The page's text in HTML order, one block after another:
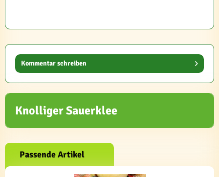
Kommentar schreiben
Knolliger Sauerklee
Passende Artikel